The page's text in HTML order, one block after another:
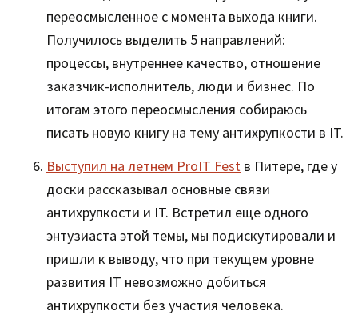
переосмысленное с момента выхода книги.
Получилось выделить 5 направлений:
процессы, внутреннее качество, отношение
заказчик-исполнитель, люди и бизнес. По
итогам этого переосмысления собираюсь
писать новую книгу на тему антихрупкости в IT.
Выступил на летнем ProIT Fest в Питере, где у
доски рассказывал основные связи
антихрупкости и IT. Встретил еще одного
энтузиаста этой темы, мы подискутировали и
пришли к выводу, что при текущем уровне
развития IT невозможно добиться
антихрупкости без участия человека.